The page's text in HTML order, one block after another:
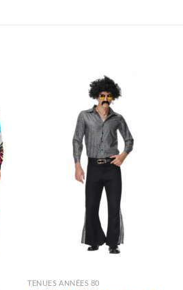
TENUES ANNÉES 80